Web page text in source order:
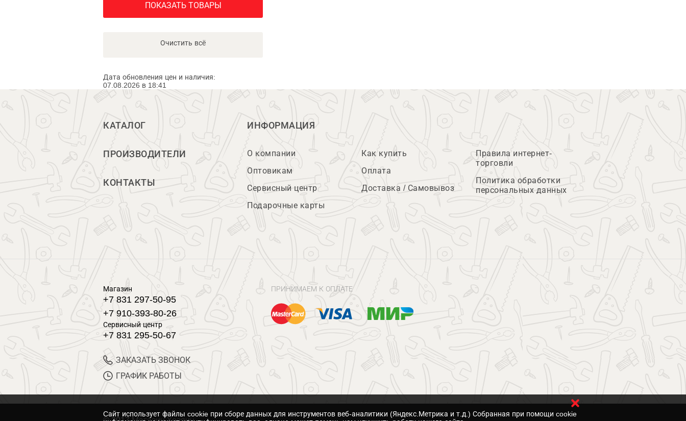
ПОКАЗАТЬ ТОВАРЫ
Очистить всё
Дата обновления цен и наличия:
07.08.2026 в 18:41
КАТАЛОГ
ПРОИЗВОДИТЕЛИ
КОНТАКТЫ
ИНФОРМАЦИЯ
О компании
Оптовикам
Сервисный центр
Подарочные карты
Как купить
Оплата
Доставка / Самовывоз
Правила интернет-
торговли
Политика обработки
персональных данных
Магазин
+7 831 297-50-95
+7 910-393-80-26
Сервисный центр
+7 831 295-50-67
ЗАКАЗАТЬ ЗВОНОК
ГРАФИК РАБОТЫ
ПРИНИМАЕМ К ОПЛАТЕ
Cайт использует файлы cookie при сборе данных для инструментов веб-аналитики (Яндекс.Метрика и т.д.) Собранная при помощи cookie